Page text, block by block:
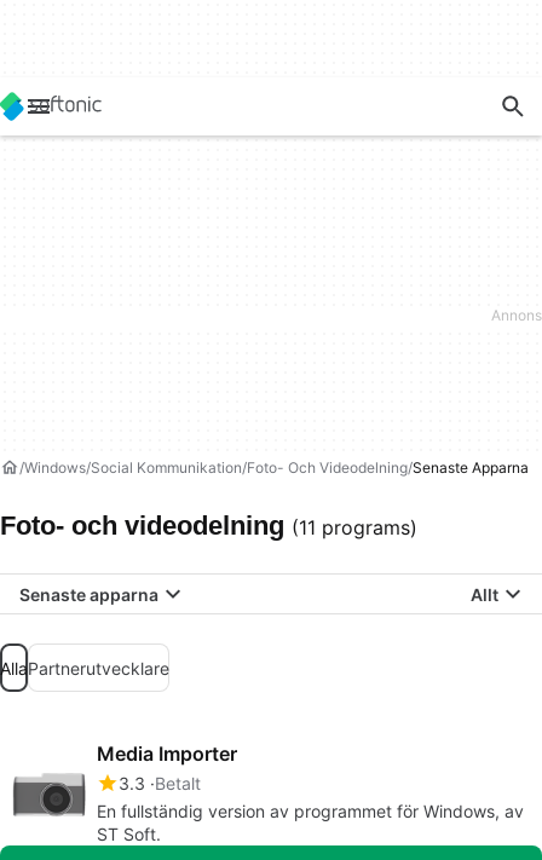
Windows Social Kommunikation Foto- Och Videodelning Senaste Apparna
Foto- och videodelning (11 programs)
Senaste apparna Allt
AllaPartnerutvecklare
Media Importer
3.3 Betalt
En fullständig version av programmet för Windows, av
ST Soft.